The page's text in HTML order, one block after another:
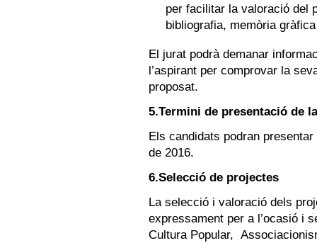
per facilitar la valoració del
bibliografia, memòria
El jurat podrà demanar
l’aspirant per comprovar la
proposat.
5.Termini de presentació de
Els candidats podran
de 2016.
6.Selecció de projectes
La selecció i valoració dels
expressament per a l’ocasió i
Cultura Popular,